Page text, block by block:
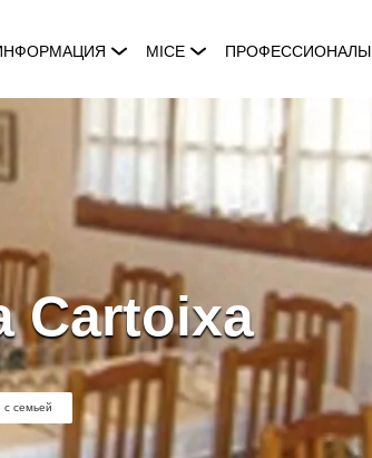
MICE ПРОФЕССИОНАЛЫ
Cartoixa
с семьей